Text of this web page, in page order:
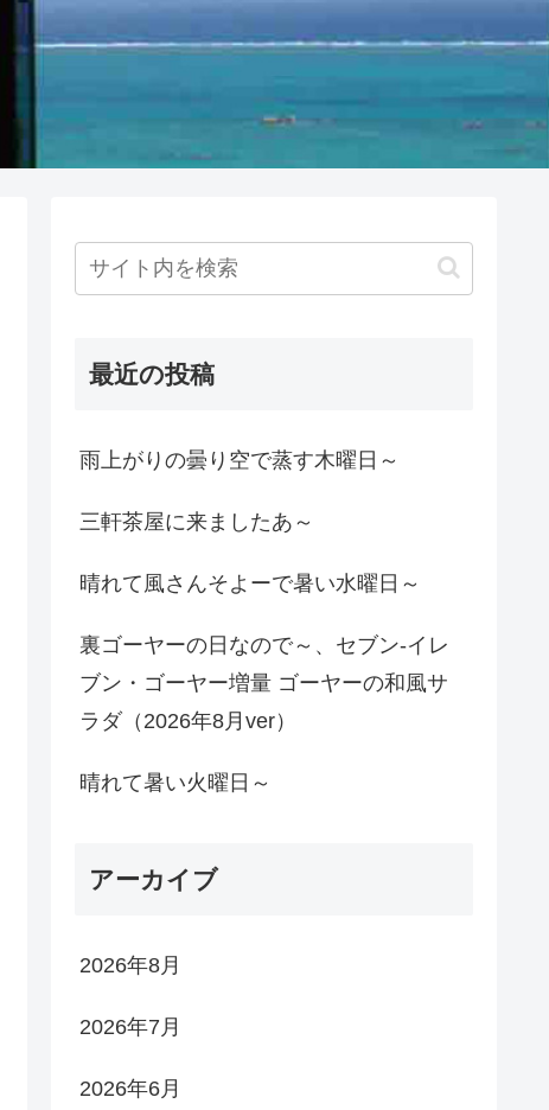
最近の投稿
雨上がりの曇り空で蒸す木曜日～
三軒茶屋に来ましたあ～
晴れて風さんそよーで暑い水曜日～
裏ゴーヤーの日なので～、セブン-イレ
ブン・ゴーヤー増量 ゴーヤーの和風サ
ラダ（2026年8月ver）
晴れて暑い火曜日～
アーカイブ
2026年8月
2026年7月
2026年6月